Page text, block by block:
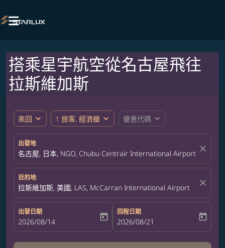

搭乘星宇航空從名古屋飛往
拉斯維加斯
來回 expand_more 1 旅客, 經濟艙 expand_more 優惠代碼 expand_more
出發地
名古屋, 日本, NGO, Chubu Centrair International Airport close
目的地
拉斯維加斯, 美國, LAS, McCarran International Airport close
出發日期
fc-booking-departure-date-aria-label
2026/08/14 today
回程日期
fc-booking-return-date-aria-label
2026/08/21 today